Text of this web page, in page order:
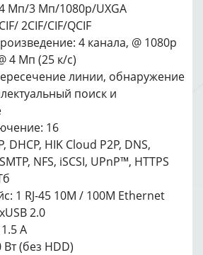
Мп/3 Мп/1080p/UXGA
2CIF/CIF/QCIF
4 канала, @ 1080p
4 Мп (25 к/с)
линии, обнаружение
поиск и
16
DHCP, HIK Cloud P2P, DNS,
NFS, iSCSI, UPnP™, HTTPS
1 RJ-45 10M / 100M Ethernet
2.0
А
(без HDD)